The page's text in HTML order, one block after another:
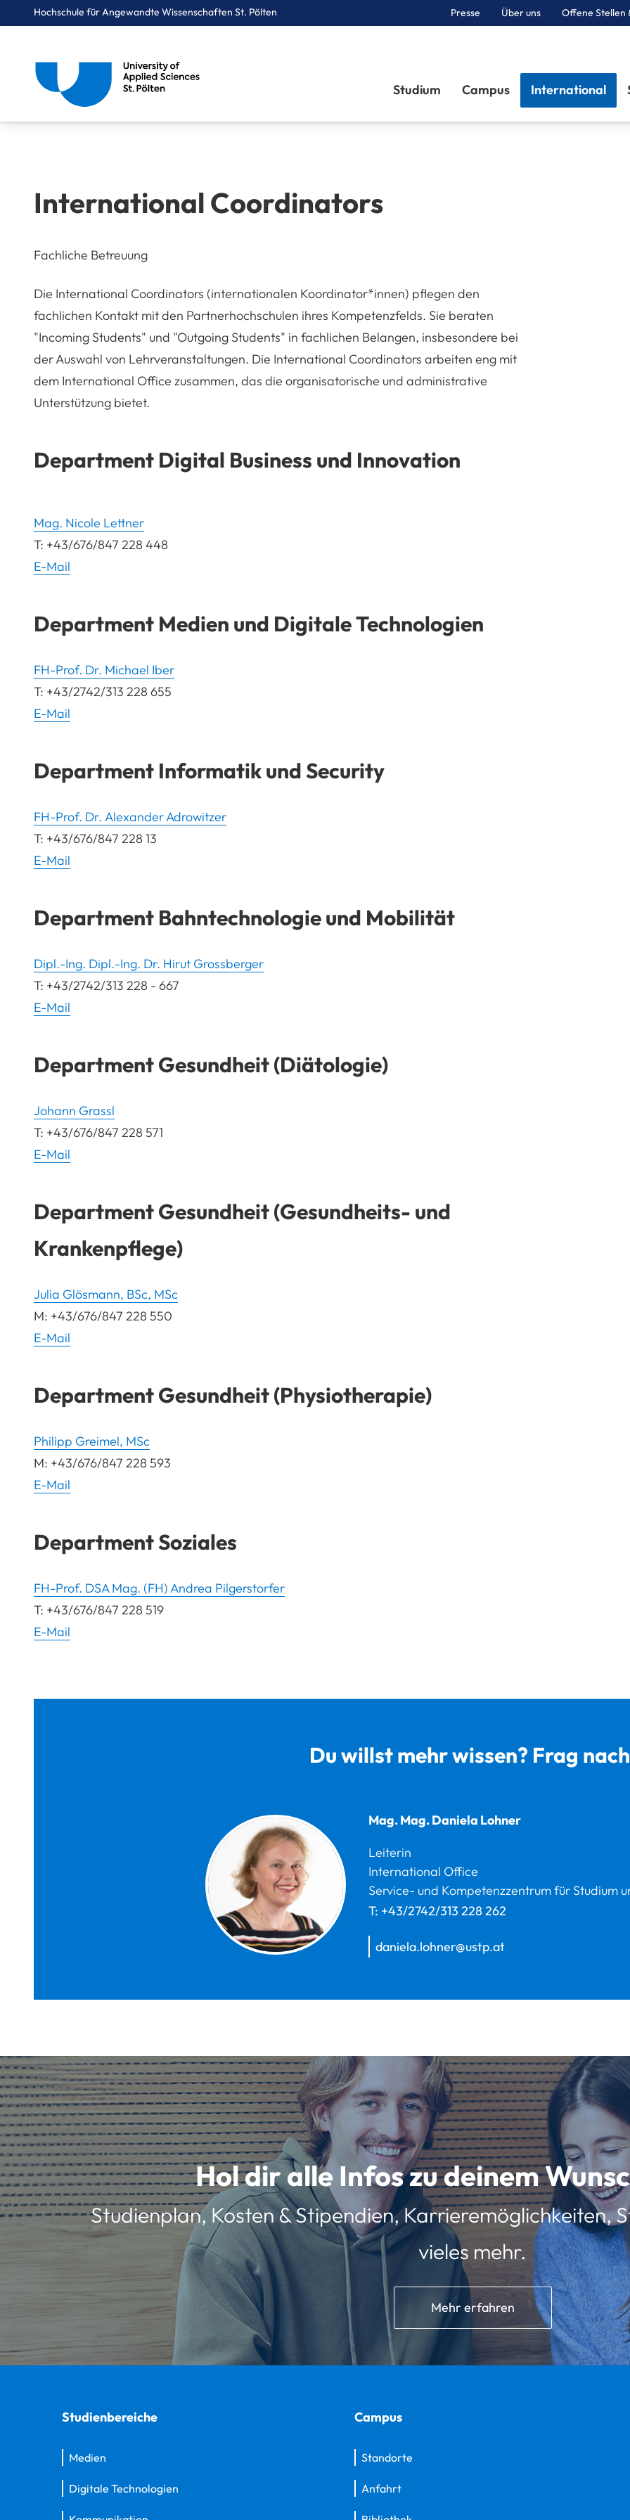
Hochschule für Angewandte Wissenschaften St. Pölten Presse Über uns Offene Stellen
Studium Campus International
International Coordinators
Fachliche Betreuung
Die International Coordinators (internationalen Koordinator*innen) pflegen den
fachlichen Kontakt mit den Partnerhochschulen ihres Kompetenzfelds. Sie beraten
"Incoming Students" und "Outgoing Students" in fachlichen Belangen, insbesondere bei
der Auswahl von Lehrveranstaltungen. Die International Coordinators arbeiten eng mit
dem International Office zusammen, das die organisatorische und administrative
Unterstützung bietet.
Department Digital Business und Innovation
Mag. Nicole Lettner
T: +43/676/847 228 448
E-Mail
Department Medien und Digitale Technologien
FH-Prof. Dr. Michael Iber
T: +43/2742/313 228 655
E-Mail
Department Informatik und Security
FH-Prof. Dr. Alexander Adrowitzer
T: +43/676/847 228 13
E-Mail
Department Bahntechnologie und Mobilität
Dipl.-Ing. Dipl.-Ing. Dr. Hirut Grossberger
T: +43/2742/313 228 - 667
E-Mail
Department Gesundheit (Diätologie)
Johann Grassl
T: +43/676/847 228 571
E-Mail
Department Gesundheit (Gesundheits- und
Krankenpflege)
Julia Glösmann, BSc, MSc
M: +43/676/847 228 550
E-Mail
Department Gesundheit (Physiotherapie)
Philipp Greimel, MSc
M: +43/676/847 228 593
E-Mail
Department Soziales
FH-Prof. DSA Mag. (FH) Andrea Pilgerstorfer
T: +43/676/847 228 519
E-Mail
Du willst mehr wissen? Frag
Mag. Mag.Daniela Lohner
Leiterin
International Office
Service- und Kompetenzzentrum für Studium
T: +43/2742/313 228 262
daniela.lohner@ustp.at
Hol dir alle Infos zu deinem
Studienplan, Kosten & Stipendien, Karrieremöglichkeiten,
vieles mehr.
Mehr erfahren
Studienbereiche
Medien
Digitale Technologien
Campus
Standorte
Anfahrt